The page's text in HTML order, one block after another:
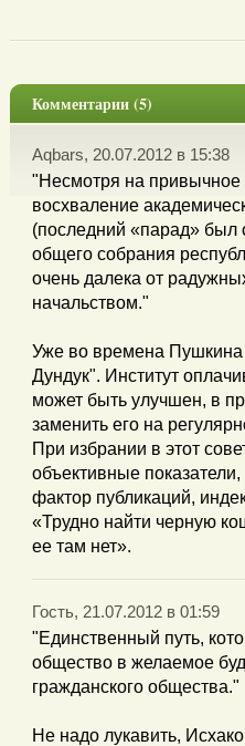
Комментарии (5)
Aqbars, 20.07.2012 в 15:38
"Несмотря на привычное
восхваление
(последний «парад» был
общего собрания
очень далека от
начальством."
Уже во времена Пушкина
Дундук". Институт
может быть улучшен, в
заменить его на
При избрании в этот
объективные
фактор публикаций,
«Трудно найти черную
ее там нет».
Гость, 21.07.2012 в 01:59
"Единственный путь,
общество в желаемое
гражданского общества."
Не надо лукавить,